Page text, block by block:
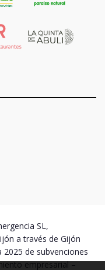
SL,
a través de Gijón
de subvenciones
empresarial –